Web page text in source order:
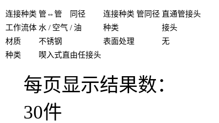
连接种类 管⇔管 同径 连接种类 管同径 直通管接头
工作流体 水 / 空气 / 油 种类
接头
材质
不锈钢 表面处理
无
种类
喫入式直由任接头
每页显示结果数：
30件